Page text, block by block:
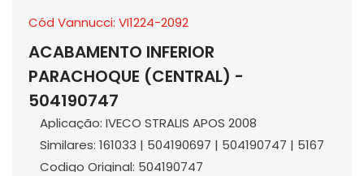
Cód Vannucci: VI1224-2092
ACABAMENTO INFERIOR
PARACHOQUE (CENTRAL) -
504190747
Aplicação: IVECO STRALIS APOS 2008
Similares: 161033 | 504190697 | 504190747 | 5167
Codigo Original: 504190747